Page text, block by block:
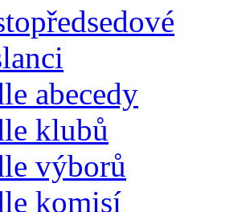
abecedy
klubů
výborů
komisí